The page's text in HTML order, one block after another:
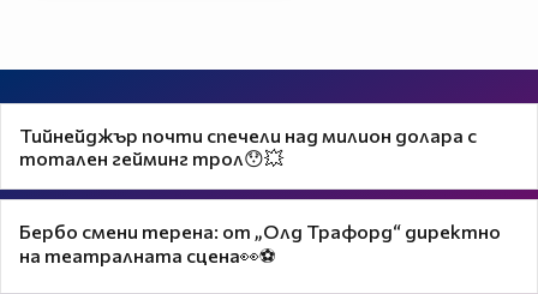
Тийнейджър почти спечели над милион долара с
тотален гейминг трол😯💥
Бербо смени терена: от „Олд Трафорд“ директно
на театралната сцена👀⚽